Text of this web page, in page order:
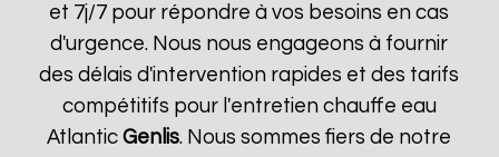
et 7j/7 pour répondre à vos besoins en cas
d'urgence. Nous nous engageons à fournir
des délais d'intervention rapides et des tarifs
compétitifs pour l'entretien chauffe eau
AtlanticGenlis. Nous sommes fiers de notre